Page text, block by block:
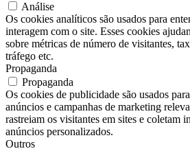
Análise
Os cookies analíticos são usados ​​para
interagem com o site. Esses cookies
sobre métricas de número de visitantes,
tráfego etc.
Propaganda
Propaganda
Os cookies de publicidade são usados
anúncios e campanhas de marketing
rastreiam os visitantes em sites e coletam
anúncios personalizados.
Outros